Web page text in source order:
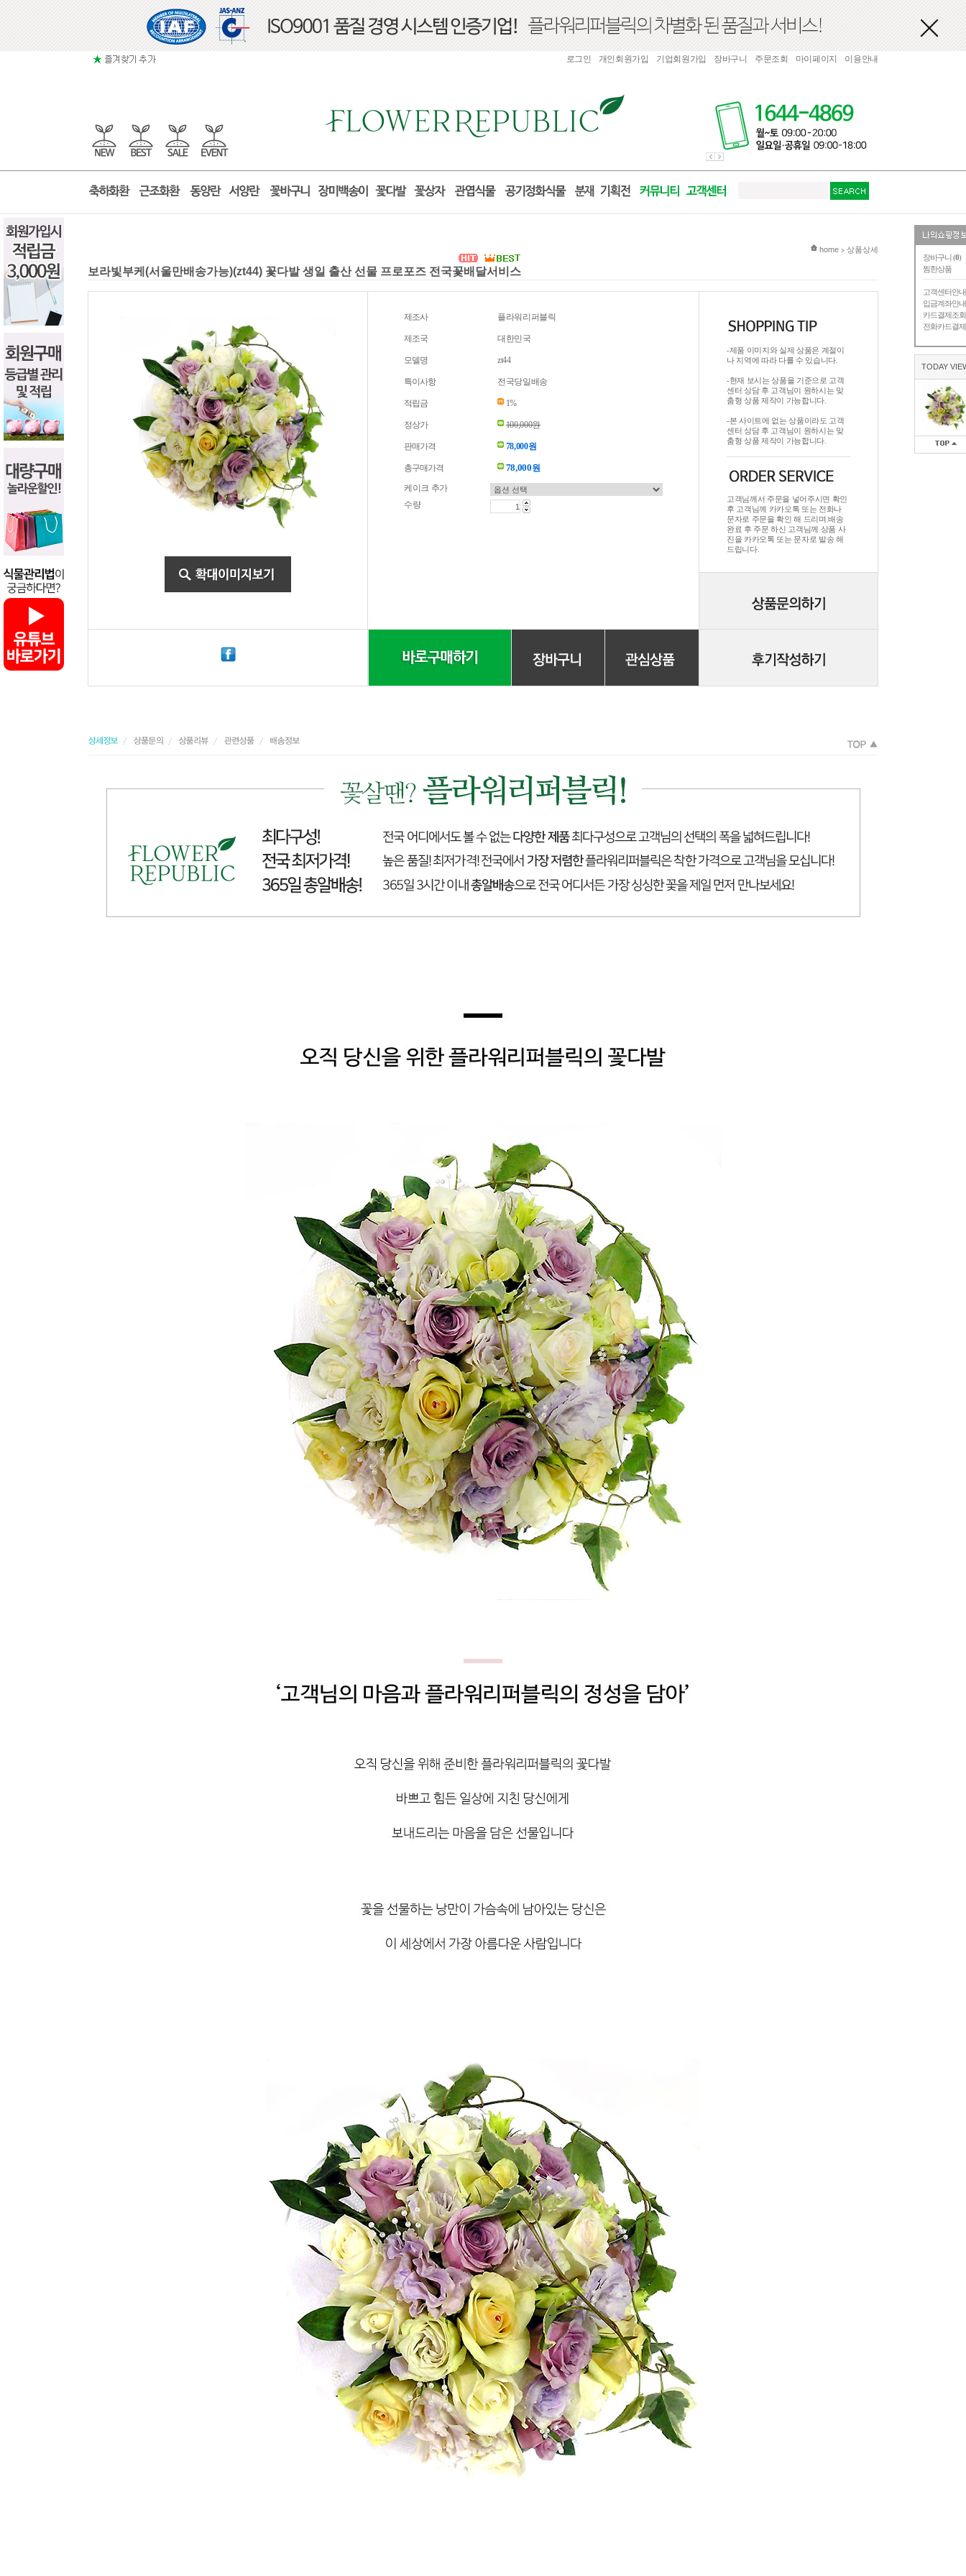
장바구니 (0)
찜한상품
고객센터안내
입금계좌안내
카드결제조회
전화카드결제
TODAY
로그인 개인회원가입 기업회원가입 장바구니 주문조회 마이페이지 이용안내
현재 위치
home > 상품상세
보라빛부케(서울만배송가능)(zt44) 꽃다발 생일 출산 선물 프로포즈 전국꽃배달서비스
제조사 플라워리퍼블릭
제조국 대한민국
모델명 zt44
특이사항 전국당일배송
적립금 1%
정상가 100,000원
판매가격 78,000원
총구매가격 78,000원
케이크 추가
수량
-제품 이미지와 실제 상품은 계절이
나 지역에 따라 다를 수 있습니다.
-현재 보시는 상품을 기준으로 고객
센터 상담 후 고객님이 원하시는 맞
춤형 상품 제작이 가능합니다.
-본 사이트에 없는 상품이라도 고객
센터 상담 후 고객님이 원하시는 맞
춤형 상품 제작이 가능합니다.
고객님께서 주문을 넣어주시면 확인
후 고객님께 카카오톡 또는 전화나
문자로 주문을 확인 해 드리며.배송
완료 후 주문 하신 고객님께 상품 사
진을 카카오톡 또는 문자로 발송 해
드립니다.